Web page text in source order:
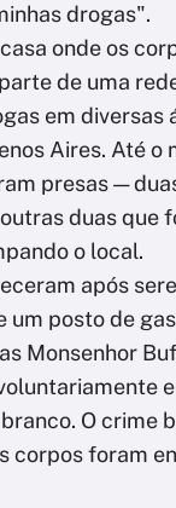
drogas".
onde os
de uma
em diversas
Aires. Até o
presas —
duas que
o local.
após
um posto de
Monsenhor
O crime
corpos foram